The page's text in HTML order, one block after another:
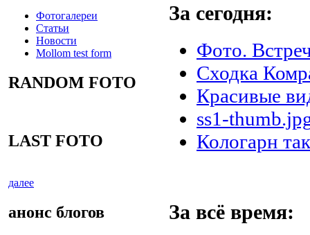
Фотогалереи
Статьи
Новости
Mollom test form
RANDOM FOTO
LAST FOTO
далее
анонс блогов
За сегодня:
Фото.
Сходка
Красивые
ss1-
Кологарн
За всё время: